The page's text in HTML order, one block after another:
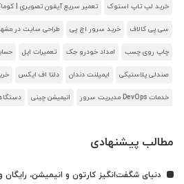
خرید لپ تاپ استوک تعمیر سریع آیفون تصویری |
سی پی کالاف خرید سرور اچ پی طراحی سایت در
چاپ روی چسب امداد خودرو جک تعمیرات اپل
صندلی پلاستیکی ایمپلنت دندان دلتا اف ایکس
خدمات DevOps مدیریت سرور انیمیشن چینی
مطالب پیشنهادی
دنیای شگفت‌انگیز کارتون و انیمیشن،